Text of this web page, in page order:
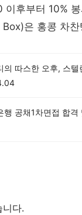
이후부터 10%
은 홍콩 차찬
의 따스한 오후, 스텔
행 공채1차면접 합격
다.